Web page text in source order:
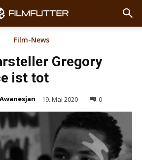
Film-News
Gregory
ist tot
19. Mai 2020 0